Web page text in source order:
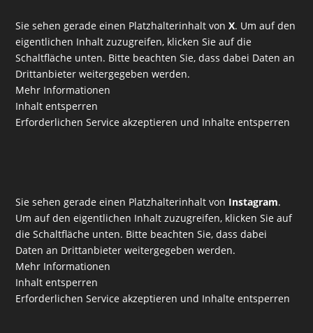
Sie sehen gerade einen Platzhalterinhalt vonX. Um auf den
eigentlichen Inhalt zuzugreifen, klicken Sie auf die
Schaltfläche unten. Bitte beachten Sie, dass dabei Daten an
Drittanbieter weitergegeben werden.
Mehr Informationen
Inhalt entsperren
Erforderlichen Service akzeptieren und Inhalte entsperren
Sie sehen gerade einen Platzhalterinhalt von Instagram.
Um auf den eigentlichen Inhalt zuzugreifen, klicken Sie auf
die Schaltfläche unten. Bitte beachten Sie, dass dabei
Daten an Drittanbieter weitergegeben werden.
Mehr Informationen
Inhalt entsperren
Erforderlichen Service akzeptieren und Inhalte entsperren